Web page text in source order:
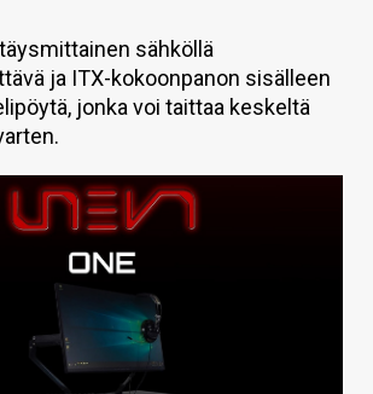
sähköllä
ja ITX-kokoonpanon sisälleen
jonka voi taittaa keskeltä